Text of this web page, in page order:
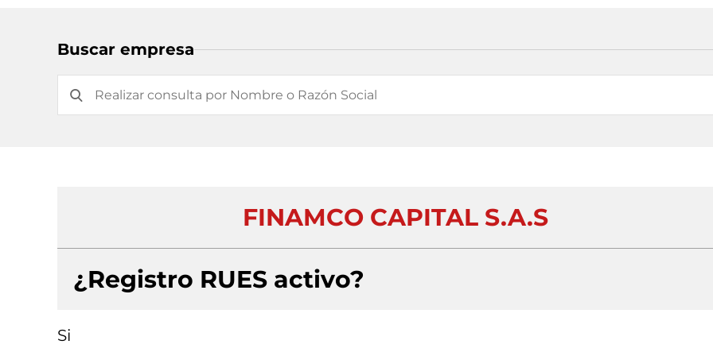
Buscar empresa
FINAMCO CAPITAL S.A.S
¿Registro RUES activo?
Si